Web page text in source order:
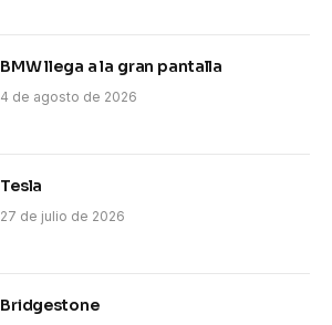
BMW llega a la gran pantalla
4 de agosto de 2026
Tesla
27 de julio de 2026
Bridgestone